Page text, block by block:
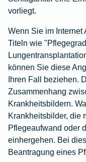
vorliegt.
Wenn Sie im Internet
Titeln wie
können Sie diese
Ihren Fall beziehen.
Zusammenhang
Krankheitsbildern.
Krankheitsbilder, die
Pflegeaufwand oder
einhergehen. Bei
Beantragung eines